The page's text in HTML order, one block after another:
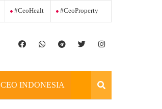
#ceoHealt #ceoProperty
CEO INDONESIA